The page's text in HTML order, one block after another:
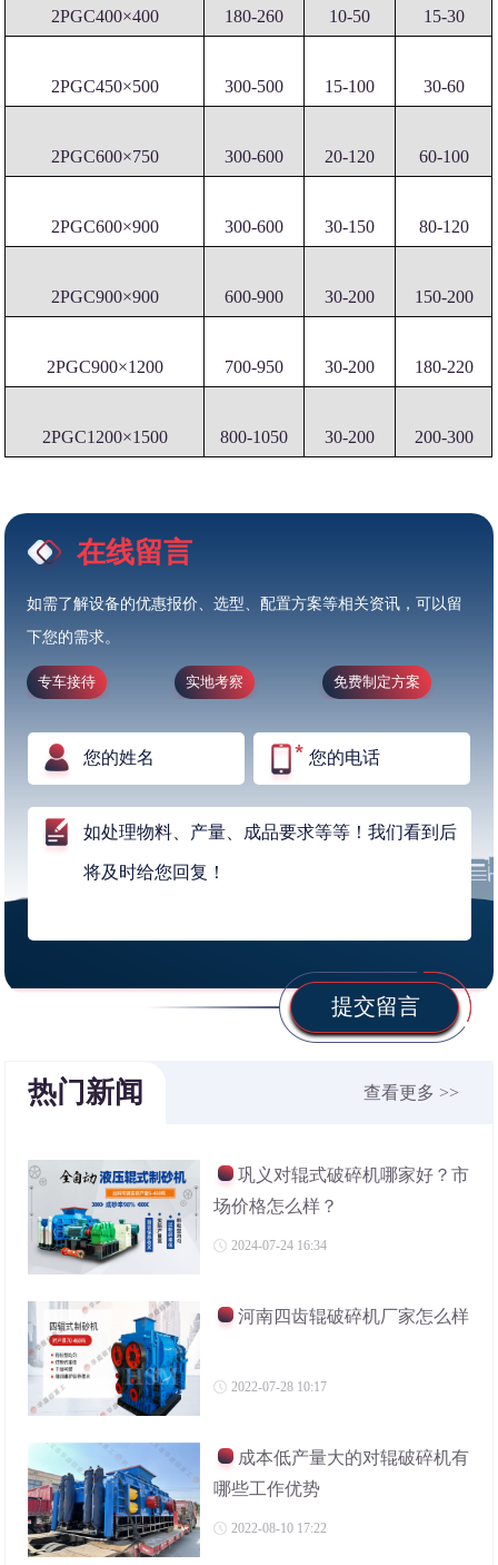
2PGC400×400 180-260 10-50 15-30
2PGC450×500 300-500 15-100 30-60
2PGC600×750 300-600 20-120 60-100
2PGC600×900 300-600 30-150 80-120
2PGC900×900 600-900 30-200 150-200
2PGC900×1200 700-950 30-200 180-220
2PGC1200×1500 800-1050 30-200 200-300
在线留言
如需了解设备的优惠报价、选型、配置方案等相关资讯，可以留
下您的需求。
专车接待 实地考察 免费制定方案
提交留言
热门新闻 查看更多 >>
巩义对辊式破碎机哪家好？市
场价格怎么样？
2024-07-24 16:34
河南四齿辊破碎机厂家怎么样
2022-07-28 10:17
成本低产量大的对辊破碎机有
哪些工作优势
2022-08-10 17:22